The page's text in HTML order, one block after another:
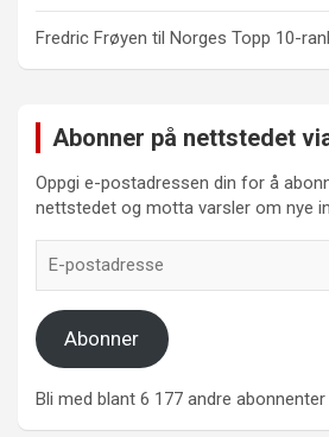
Fredric Frøyen til Norges Topp 10-
Abonner på nettstedet
Oppgi e-postadressen din for å
nettstedet og motta varsler om nye
postadresse
Abonner
Bli med blant 6 177 andre abonnenter